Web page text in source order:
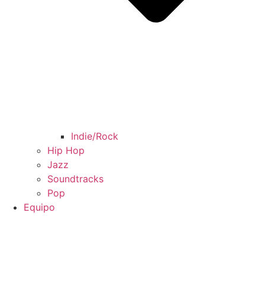
Indie/Rock
Hip Hop
Jazz
Soundtracks
Pop
Equipo